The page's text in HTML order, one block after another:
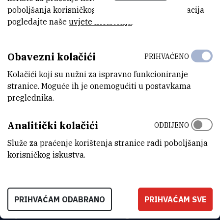
Otkriće akvaporina (AQP), membranskih pora koje
kanaliziraju ulaz vode u stanicu, promijenilo je
INSTITUT RUĐER BOŠKOVIĆ
Bijenička cesta 54, 10000 Zagreb
poboljšanja korisničkog iskustva. Za više informacija
pogledajte naše uvjete korištenja.
Obavezni kolačići
Kolačići koji su nužni za ispravno funkcioniranje
stranice. Moguće ih je onemogućiti u postavkama
preglednika.
PRIHVAĆENO
Analitički kolačići
Služe za praćenje korištenja stranice radi poboljšanja
korisničkog iskustva.
ODBIJENO
PRIHVAĆAM ODABRANO PRIHVAĆAM SVE